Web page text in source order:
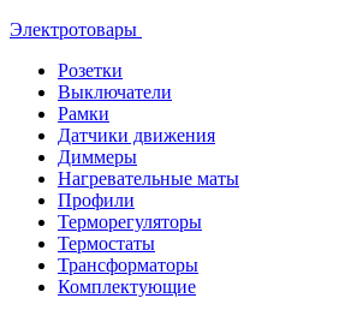
Электротовары
Розетки
Выключатели
Рамки
Датчики движения
Диммеры
Нагревательные маты
Профили
Терморегуляторы
Термостаты
Трансформаторы
Комплектующие